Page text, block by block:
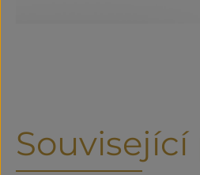
Související